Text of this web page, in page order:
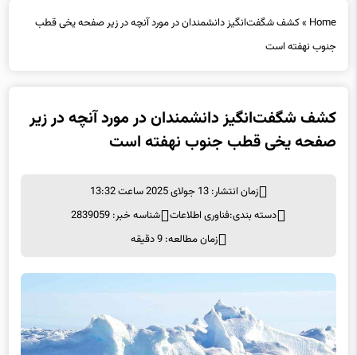
جنوب نهفته است
صفحه یخی قطب جنوب نهفته است
دسته بندی:فناوری اطلاعات
شناسه خبر: 2839059
زمان مطالعه: 9 دقیقه